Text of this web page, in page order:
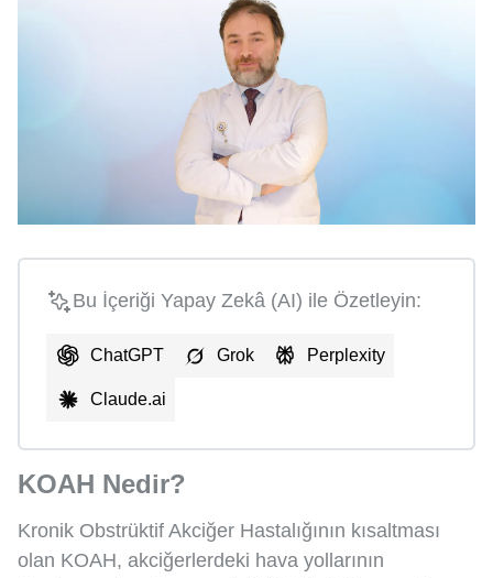
Bu İçeriği Yapay Zekâ (AI) ile Özetleyin:
ChatGPT Grok Perplexity
Claude.ai
KOAH Nedir?
Kronik Obstrüktif Akciğer Hastalığının kısaltması
olan KOAH, akciğerlerdeki hava yollarının